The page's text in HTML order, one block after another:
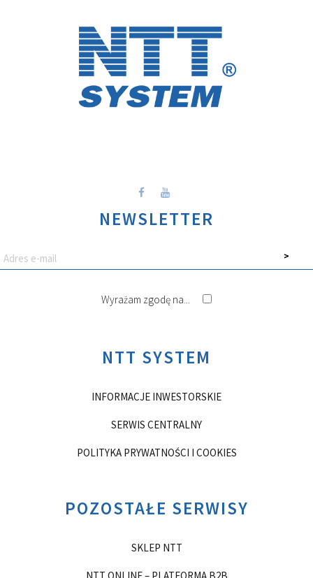
NEWSLETTER
Wyrażam zgodę na...
NTT SYSTEM
INFORMACJE INWESTORSKIE
SERWIS CENTRALNY
POLITYKA PRYWATNOŚCI I COOKIES
POZOSTAŁE SERWISY
SKLEP NTT